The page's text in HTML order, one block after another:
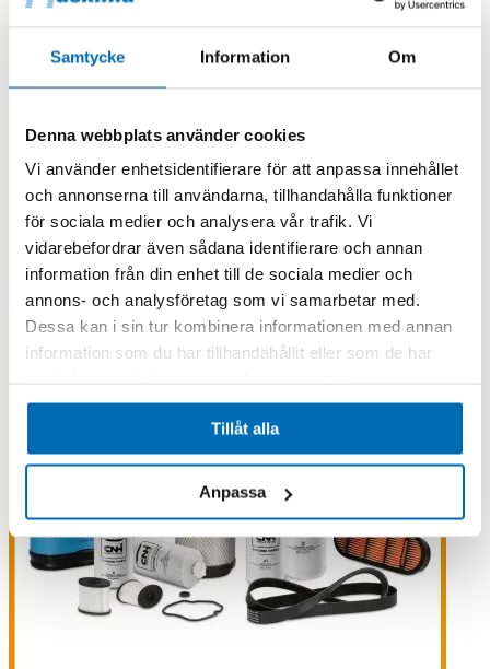
Samtycke Information Om
Denna webbplats använder cookies
Vi använder enhetsidentifierare för att anpassa innehållet
och annonserna till användarna, tillhandahålla funktioner
för sociala medier och analysera vår trafik. Vi
vidarebefordrar även sådana identifierare och annan
information från din enhet till de sociala medier och
annons- och analysföretag som vi samarbetar med.
Dessa kan i sin tur kombinera informationen med annan
information som du har tillhandahållit eller som de har
Tillåt alla
Anpassa